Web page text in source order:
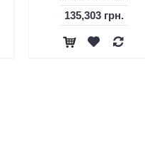
135,303 грн.